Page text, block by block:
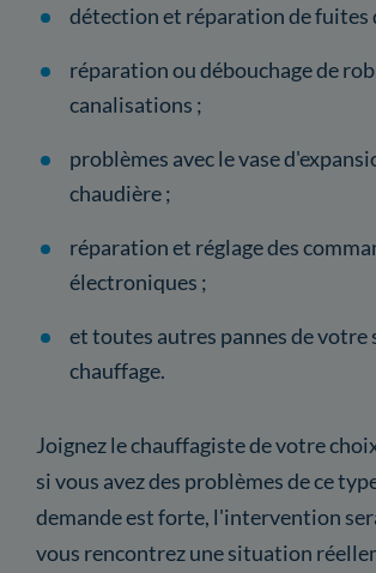
détection et réparation de fuites
réparation ou débouchage de
canalisations ;
problèmes avec le vase
chaudière ;
réparation et réglage des
électroniques ;
et toutes autres pannes de votre
chauffage.
Joignez le chauffagiste de votre
si vous avez des problèmes de ce
demande est forte, l'intervention
vous rencontrez une situation